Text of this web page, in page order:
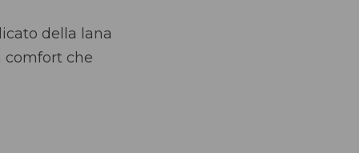
della lana
comfort che